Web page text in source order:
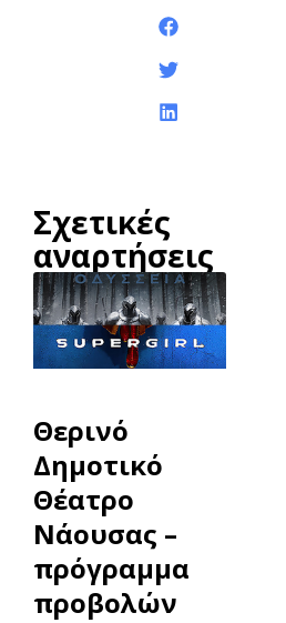
Σχετικές
αναρτήσεις
Θερινό
Δημοτικό
Θέατρο
Νάουσας –
πρόγραμμα
προβολών